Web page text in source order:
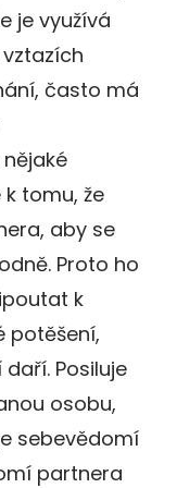
je využívá
často má
tomu, že
aby se
Proto ho
k
potěšení,
Posiluje
osobu,
sebevědomí
partnera